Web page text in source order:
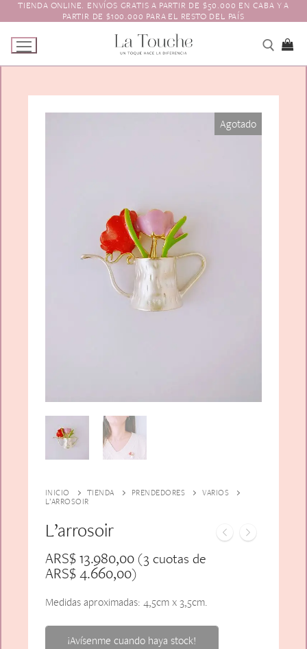
al
contenido
TIENDA ONLINE. ENVÍOS GRATIS A PARTIR DE $50.000 EN CABA Y A
PARTIR DE $100.000 PARA EL RESTO DEL PAÍS
Animales y Bichitos
Florales
Varios
Escarapelas
Accesorios para el pelo
Boinas
Vinchas
Hebillas
Aros
Guantes
Charreteras
Contacto
Agotado
INICIO TIENDA PRENDEDORES
VARIOS
L’ARROSOIR
L’arrosoir
ARS$13.980,00(3 cuotas de
ARS$4.660,00)
Medidas aproximadas: 4,5cm x 3,5cm.
¡Avísenme cuando haya stock!